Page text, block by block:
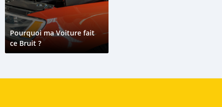
Pourquoi ma Voiture fait
ce Bruit ?